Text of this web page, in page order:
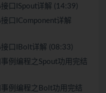
口ISpout详解 (14:39)
口IComponent详解
口IBolt详解 (08:33)
例编程之Spout功用完结
例编程之Bolt功用完结